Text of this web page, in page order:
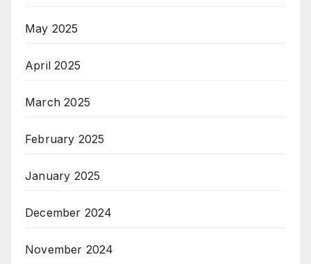
May 2025
April 2025
March 2025
February 2025
January 2025
December 2024
November 2024